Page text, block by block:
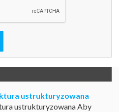
ustrukturyzowana
ustrukturyzowana Aby